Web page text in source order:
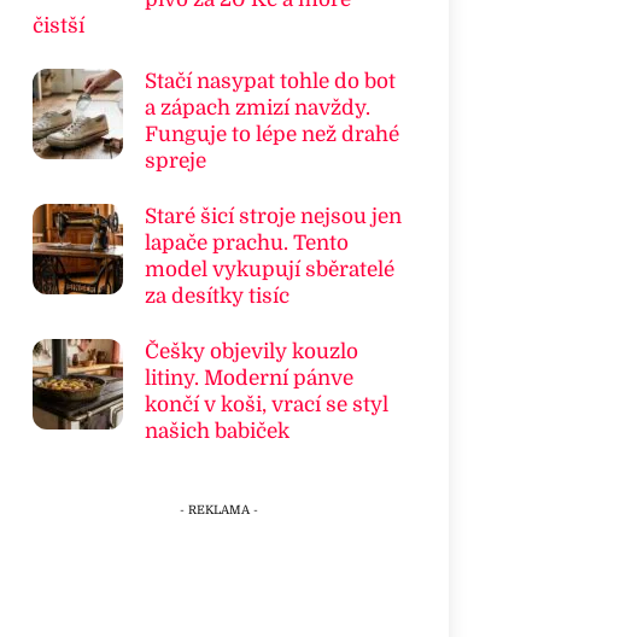
čistší
Stačí nasypat tohle do bot
a zápach zmizí navždy.
Funguje to lépe než drahé
spreje
Staré šicí stroje nejsou jen
lapače prachu. Tento
model vykupují sběratelé
za desítky tisíc
Češky objevily kouzlo
litiny. Moderní pánve
končí v koši, vrací se styl
našich babiček